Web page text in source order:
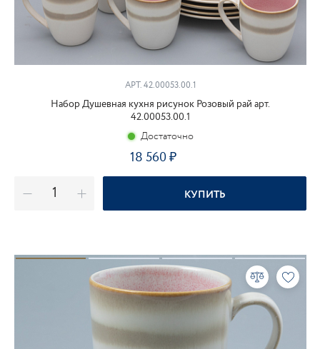
АРТ. 42.00053.00.1
Набор Душевная кухня рисунок Розовый рай арт.
42.00053.00.1
Достаточно
18 560₽
КУПИТЬ